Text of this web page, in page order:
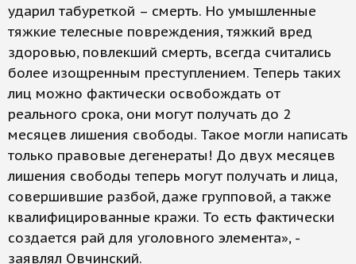
ударил табуреткой – смерть. Но умышленные
тяжкие телесные повреждения, тяжкий вред
здоровью, повлекший смерть, всегда считались
более изощренным преступлением. Теперь таких
лиц можно фактически освобождать от
реального срока, они могут получать до 2
месяцев лишения свободы. Такое могли написать
только правовые дегенераты! До двух месяцев
лишения свободы теперь могут получать и лица,
совершившие разбой, даже групповой, а также
квалифицированные кражи. То есть фактически
создается рай для уголовного элемента», -
заявлял Овчинский.